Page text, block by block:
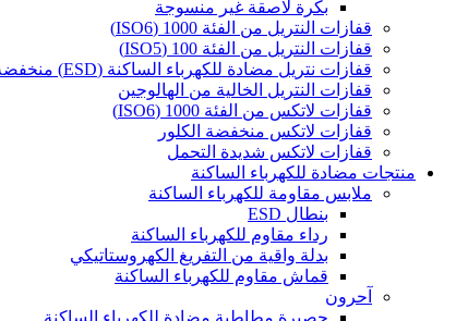
بكرة لاصقة غير منسوجة
قفازات النتريل من الفئة 1000 (ISO6)
قفازات النتريل من الفئة 100 (ISO5)
قفازات نتريل مضادة للكهرباء الساكنة (ESD) منخفضة الكلور
قفازات النتريل الخالية من الهالوجين
قفازات لاتكس من الفئة 1000 (ISO6)
قفازات لاتكس منخفضة الكلور
قفازات لاتكس شديدة التحمل
منتجات مضادة للكهرباء الساكنة
ملابس مقاومة للكهرباء الساكنة
بنطال ESD
رداء مقاوم للكهرباء الساكنة
بدلة واقية من التفريغ الكهروستاتيكي
قماش مقاوم للكهرباء الساكنة
آحرون
حصيرة مطاطية مضادة للكهرباء الساكنة